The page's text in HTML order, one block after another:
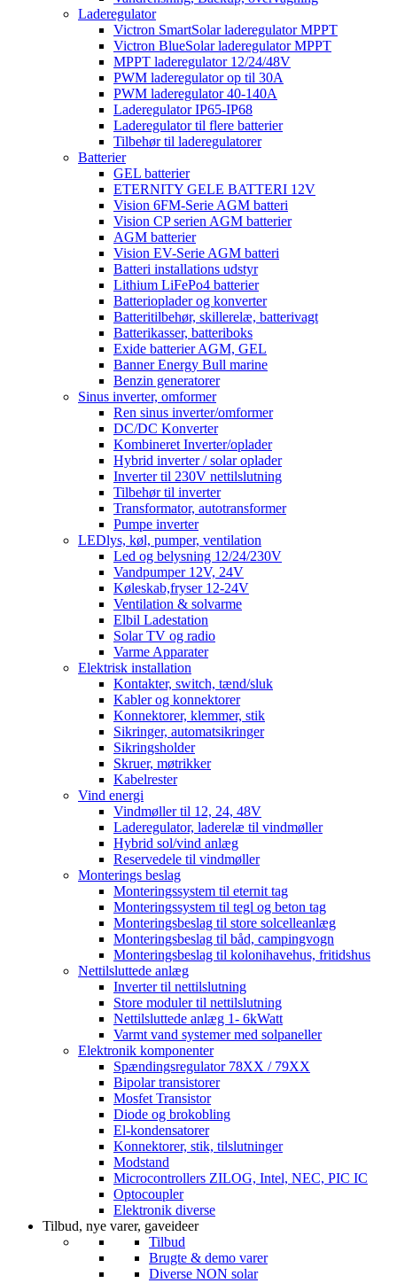
Laderegulator
Victron SmartSolar laderegulator MPPT
Victron BlueSolar laderegulator MPPT
MPPT laderegulator 12/24/48V
PWM laderegulator op til 30A
PWM laderegulator 40-140A
Laderegulator IP65-IP68
Laderegulator til flere batterier
Tilbehør til laderegulatorer
Batterier
GEL batterier
ETERNITY GELE BATTERI 12V
Vision 6FM-Serie AGM batteri
Vision CP serien AGM batterier
AGM batterier
Vision EV-Serie AGM batteri
Batteri installations udstyr
Lithium LiFePo4 batterier
Batterioplader og konverter
Batteritilbehør, skillerelæ, batterivagt
Batterikasser, batteriboks
Exide batterier AGM, GEL
Banner Energy Bull marine
Benzin generatorer
Sinus inverter, omformer
Ren sinus inverter/omformer
DC/DC Konverter
Kombineret Inverter/oplader
Hybrid inverter / solar oplader
Inverter til 230V nettilslutning
Tilbehør til inverter
Transformator, autotransformer
Pumpe inverter
LEDlys, køl, pumper, ventilation
Led og belysning 12/24/230V
Vandpumper 12V, 24V
Køleskab,fryser 12-24V
Ventilation & solvarme
Elbil Ladestation
Solar TV og radio
Varme Apparater
Elektrisk installation
Kontakter, switch, tænd/sluk
Kabler og konnektorer
Konnektorer, klemmer, stik
Sikringer, automatsikringer
Sikringsholder
Skruer, møtrikker
Kabelrester
Vind energi
Vindmøller til 12, 24, 48V
Laderegulator, laderelæ til vindmøller
Hybrid sol/vind anlæg
Reservedele til vindmøller
Monterings beslag
Monteringssystem til eternit tag
Monteringssystem til tegl og beton tag
Monteringsbeslag til store solcelleanlæg
Monteringsbeslag til båd, campingvogn
Monteringsbeslag til kolonihavehus, fritidshus
Nettilsluttede anlæg
Inverter til nettilslutning
Store moduler til nettilslutning
Nettilsluttede anlæg 1- 6kWatt
Varmt vand systemer med solpaneller
Elektronik komponenter
Spændingsregulator 78XX / 79XX
Bipolar transistorer
Mosfet Transistor
Diode og brokobling
El-kondensatorer
Konnektorer, stik, tilslutninger
Modstand
Microcontrollers ZILOG, Intel, NEC, PIC IC
Optocoupler
Elektronik diverse
Tilbud, nye varer, gaveideer
Tilbud
Brugte & demo varer
Diverse NON solar